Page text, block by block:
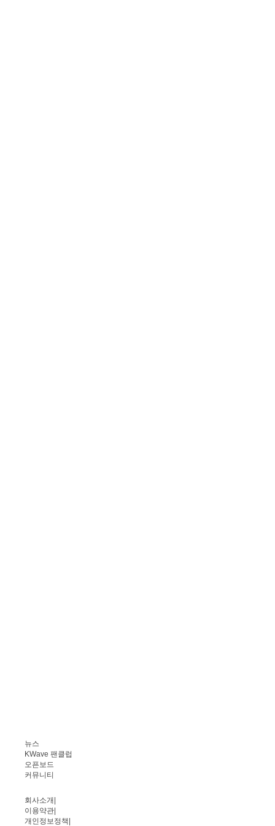
뉴스
KWave 팬클럽
오픈보드
커뮤니티
회사소개
이용약관
개인정보정책